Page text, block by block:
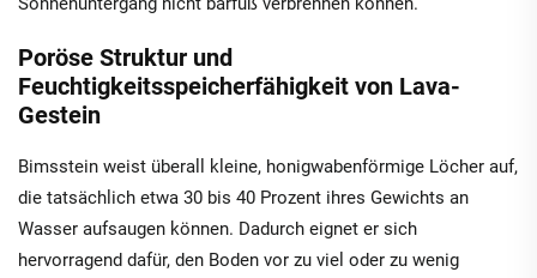
Poröse Struktur und
Feuchtigkeitsspeicherfähigkeit von Lava-
Gestein
Bimsstein weist überall kleine, honigwabenförmige Löcher auf,
die tatsächlich etwa 30 bis 40 Prozent ihres Gewichts an
Wasser aufsaugen können. Dadurch eignet er sich
hervorragend dafür, den Boden vor zu viel oder zu wenig